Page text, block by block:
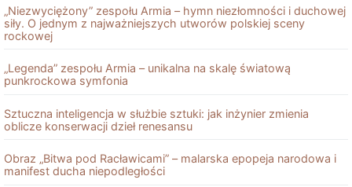
„Niezwyciężony” zespołu Armia – hymn niezłomności i duchowej
siły. O jednym z najważniejszych utworów polskiej sceny
rockowej
„Legenda” zespołu Armia – unikalna na skalę światową
punkrockowa symfonia
Sztuczna inteligencja w służbie sztuki: jak inżynier zmienia
oblicze konserwacji dzieł renesansu
Obraz „Bitwa pod Racławicami” – malarska epopeja narodowa i
manifest ducha niepodległości